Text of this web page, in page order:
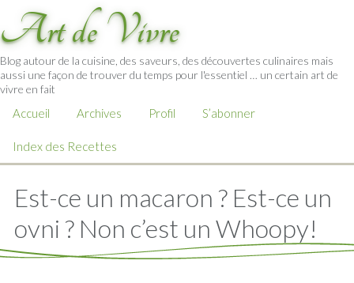
Art de Vivre
Blog autour de la cuisine, des saveurs, des découvertes culinaires mais
aussi une façon de trouver du temps pour l'essentiel … un certain art de
vivre en fait
Accueil Archives Profil S’abonner
Index des Recettes
Est-ce un macaron ? Est-ce un
ovni ? Non c’est un Whoopy!